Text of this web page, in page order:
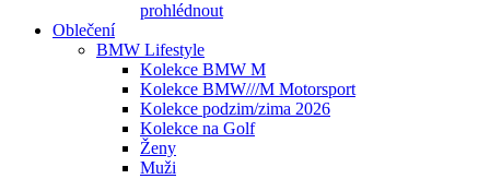
prohlédnout
Oblečení
BMW Lifestyle
Kolekce BMW M
Kolekce BMW///M Motorsport
Kolekce podzim/zima 2026
Kolekce na Golf
Ženy
Muži